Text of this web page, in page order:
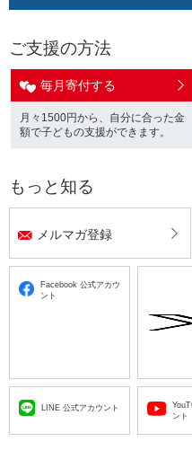
ご支援の方法
毎月寄付する
月々1500円から、自分に合った金
額で子どもの支援ができます。
もっと知る
メルマガ登録
Facebook 公式アカウ
ント
LINE 公式アカウント
ント